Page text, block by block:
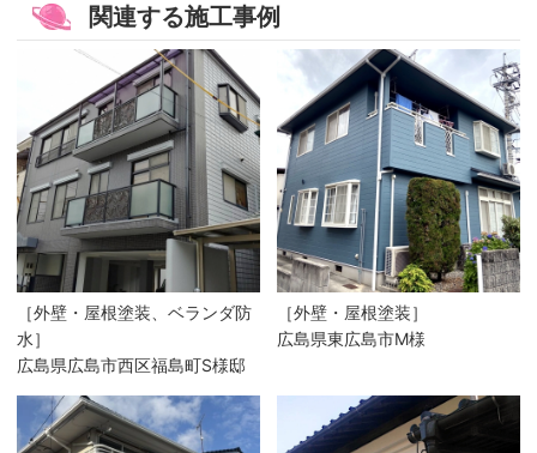
関連する施工事例
［外壁・屋根塗装、ベランダ防
水］
広島県広島市西区福島町S様邸
［外壁・屋根塗装］
広島県東広島市M様